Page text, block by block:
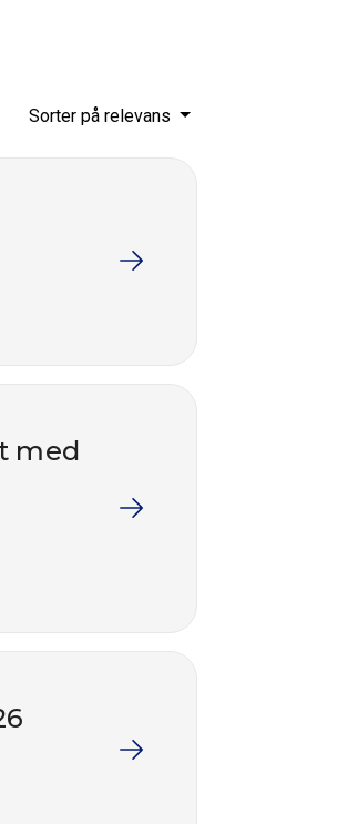
Sorter på relevans
med